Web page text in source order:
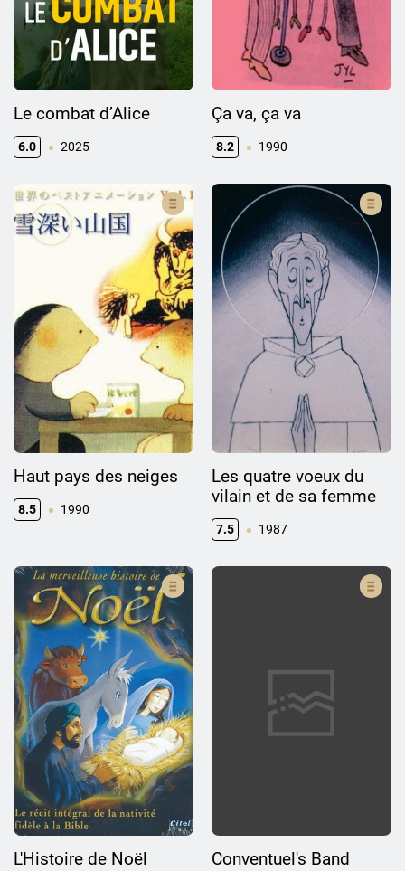
Le combat d’Alice
6.0 2025
Ça va, ça va
8.2 1990
Haut pays des neiges
8.5 1990
Les quatre voeux du
vilain et de sa femme
7.5 1987
L'Histoire de Noël Conventuel's Band